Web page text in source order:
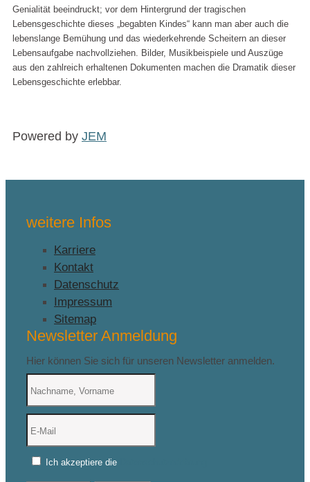
Genialität beeindruckt; vor dem Hintergrund der tragischen
Lebensgeschichte dieses „begabten Kindes“ kann man aber auch die
lebenslange Bemühung und das wiederkehrende Scheitern an dieser
Lebensaufgabe nachvollziehen. Bilder, Musikbeispiele und Auszüge
aus den zahlreich erhaltenen Dokumenten machen die Dramatik dieser
Lebensgeschichte erlebbar.
Powered by JEM
weitere Infos
Karriere
Kontakt
Datenschutz
Impressum
Sitemap
Newsletter Anmeldung
Hier können Sie sich für unseren Newsletter anmelden.
Ich akzeptiere die